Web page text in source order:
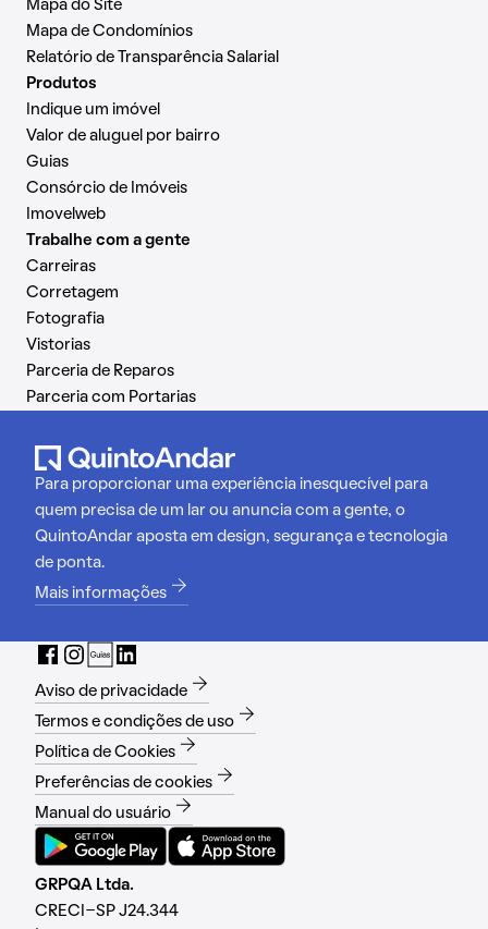
Mapa do Site
Mapa de Condomínios
Relatório de Transparência Salarial
Produtos
Indique um imóvel
Valor de aluguel por bairro
Guias
Consórcio de Imóveis
Imovelweb
Trabalhe com a gente
Carreiras
Corretagem
Fotografia
Vistorias
Parceria de Reparos
Parceria com Portarias
Para proporcionar uma experiência inesquecível para
quem precisa de um lar ou anuncia com a gente, o
QuintoAndar aposta em design, segurança e tecnologia
de ponta.
Mais informações
Aviso de privacidade
Termos e condições de uso
Política de Cookies
Preferências de cookies
Manual do usuário
GRPQA Ltda.
CRECI-SP J24.344